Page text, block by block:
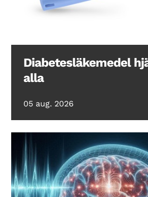
Diabetesläkemedel
alla
05 aug. 2026